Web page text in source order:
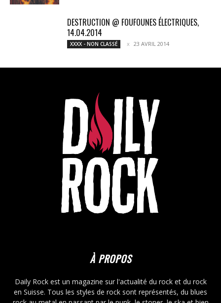
DESTRUCTION @ FOUFOUNES ÉLECTRIQUES,
14.04.2014
XXXX - NON CLASSÉ 23 AVRIL 2014
À PROPOS
Daily Rock est un magazine sur l'actualité du rock et du rock
en Suisse. Tous les styles de rock sont représentés, du blues